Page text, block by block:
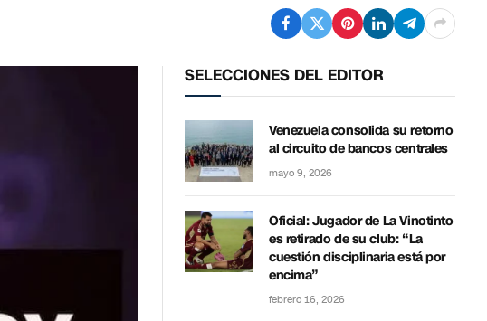
SELECCIONES DEL EDITOR
Venezuela consolida su retorno
al circuito de bancos centrales
mayo 9, 2026
Oficial: Jugador de La Vinotinto
es retirado de su club: “La
cuestión disciplinaria está por
encima”
febrero 16, 2026